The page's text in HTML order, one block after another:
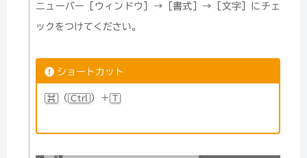
ニューバー［ウィンドウ］→［書式］→［文字］にチェ
ックをつけてください。
ショートカット
⌘ （ Ctrl ）＋ T